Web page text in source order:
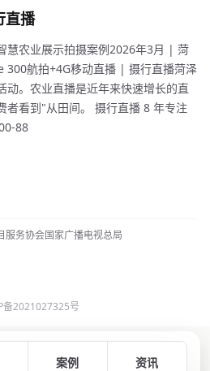
直播
慧农业展示拍摄案例2026年3月 | 菏
航拍+4G移动直播 | 摄行直播菏泽
动。农业直播是近年来快速增长的直
看到"从田间。 摄行直播 8 年专注
88
服务协会国家广播电视总局
备2021027325号
案例 资讯